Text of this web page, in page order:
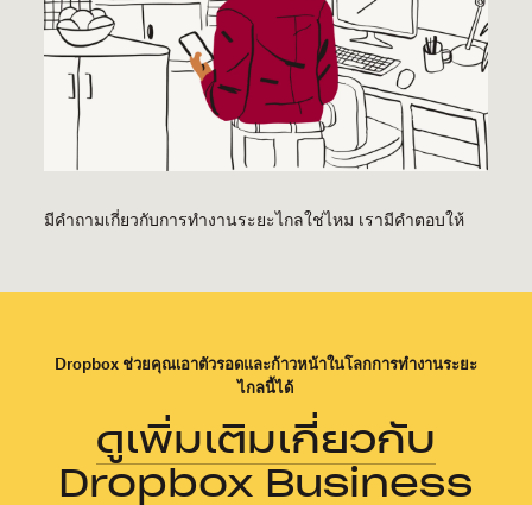
มีคำถามเกี่ยวกับการทำงานระยะไกลใช่ไหม เรามีคำตอบให้
Dropbox ช่วยคุณเอาตัวรอดและก้าวหน้าในโลกการทำงานระยะ
ไกลนี้ได้
ดูเพิ่มเติมเกี่ยวกับ
Dropbox Business